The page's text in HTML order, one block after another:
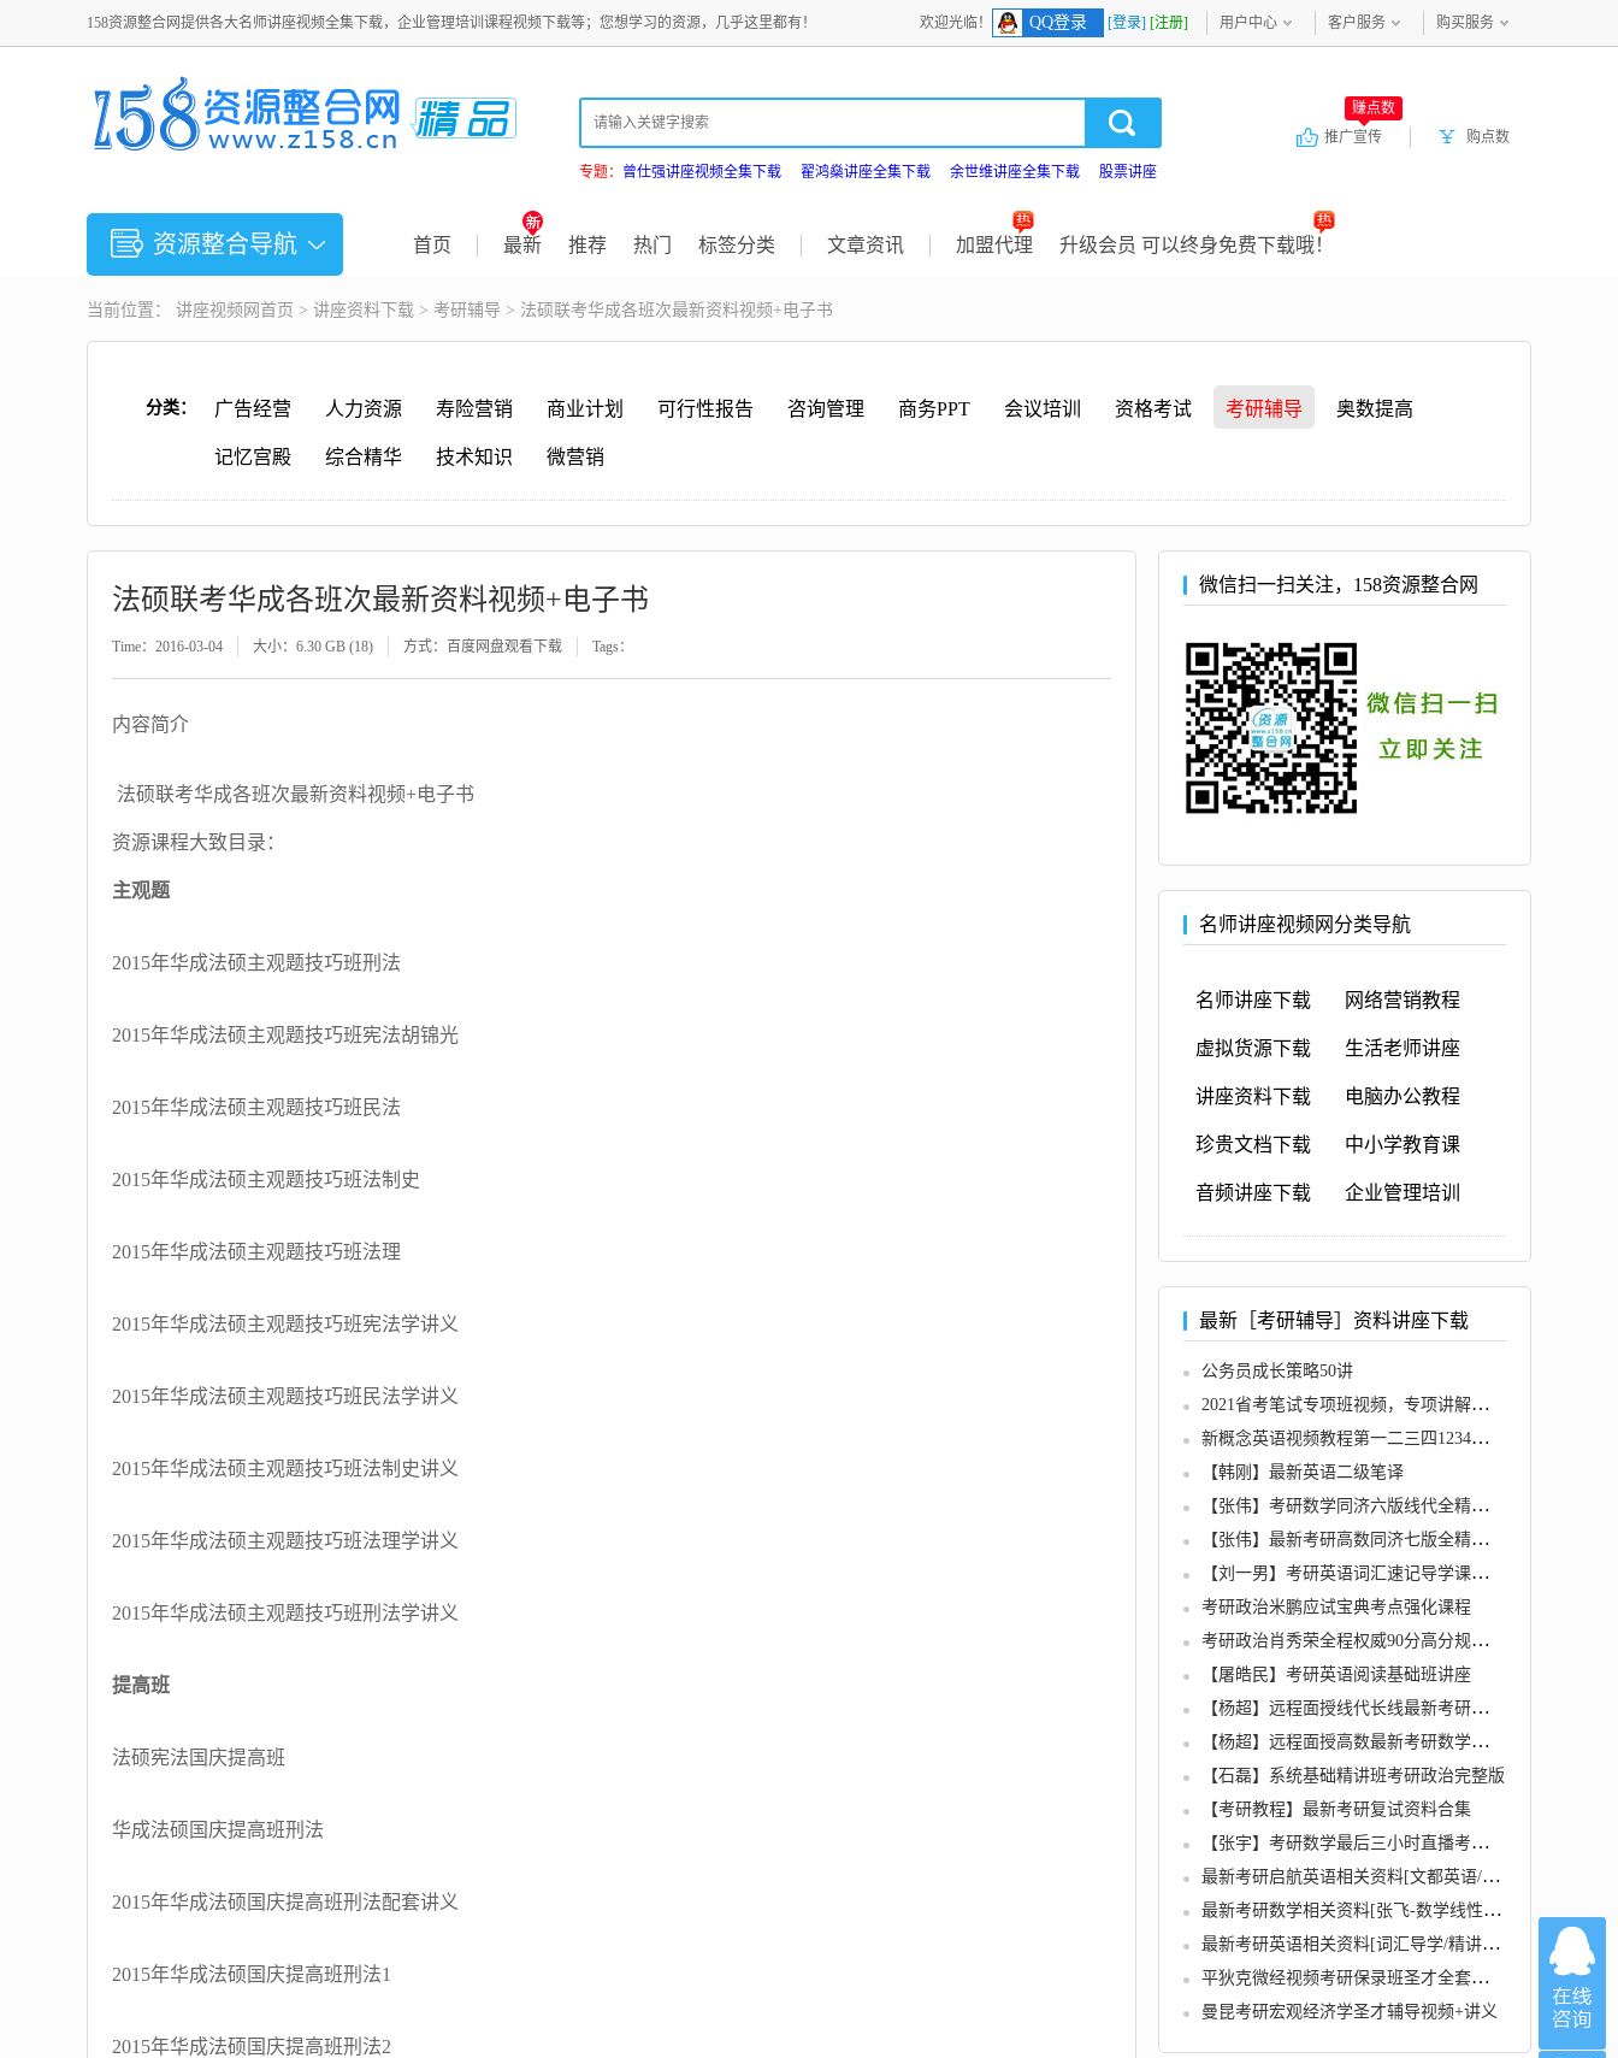
158资源整合网提供各大名师讲座视频全集下载，企业管理培训课程视频下载等；您想学习的资源，几乎这里都有！ 欢迎光临！ QQ登录 [登录] [注册] 用户中心 客户服务 购买服务
专题： 曾仕强讲座视频全集下载 翟鸿燊讲座全集下载 余世维讲座全集下载 股票讲座
购点数
推广宣传
赚点数
资源整合导航 首页 最新 推荐 热门 标签分类 文章资讯 加盟代理 升级会员 可以终身免费下载哦！
当前位置： 讲座视频 网首页 > 讲座资料下载 > 考研辅导 > 法硕联考华成各班次最新资料视频+电子书
分类： 广告经营 人力资源 寿险营销 商业计划 可行性报告 咨询管理 商务PPT 会议培训 资格考试 考研辅导 奥数提高
记忆宫殿 综合精华 技术知识 微营销
法硕联考华成各班次最新资料视频+电子书
Time：2016-03-04 大小：6.30 GB (18) 方式：百度网盘观看下载 Tags：
内容简介
法硕联考华成各班次最新资料视频+电子书
资源课程大致目录：
主观题
2015年华成法硕主观题技巧班刑法
2015年华成法硕主观题技巧班宪法胡锦光
2015年华成法硕主观题技巧班民法
2015年华成法硕主观题技巧班法制史
2015年华成法硕主观题技巧班法理
2015年华成法硕主观题技巧班宪法学讲义
2015年华成法硕主观题技巧班民法学讲义
2015年华成法硕主观题技巧班法制史讲义
2015年华成法硕主观题技巧班法理学讲义
2015年华成法硕主观题技巧班刑法学讲义
提高班
法硕宪法国庆提高班
华成法硕国庆提高班刑法
2015年华成法硕国庆提高班刑法配套讲义
2015年华成法硕国庆提高班刑法1
2015年华成法硕国庆提高班刑法2
微信扫一扫关注，158资源整合网
名师讲座视频网分类导航
名师讲座下载 网络营销教程
虚拟货源下载 生活老师讲座
讲座资料下载 电脑办公教程
珍贵文档下载 中小学教育课
音频讲座下载 企业管理培训
最新［考研辅导］资料讲座下载
公务员成长策略50讲
2021省考笔试专项班视频，专项讲解，逐点击破
新概念英语视频教程第一二三四1234册全套教学资料教材送MP3音频
【韩刚】最新英语二级笔译
【张伟】考研数学同济六版线代全精讲（推荐课程）
【张伟】最新考研高数同济七版全精讲（推荐课程）
【刘一男】考研英语词汇速记导学课全6集
考研政治米鹏应试宝典考点强化课程
考研政治肖秀荣全程权威90分高分规划最新导学课
【屠皓民】考研英语阅读基础班讲座
【杨超】远程面授线代长线最新考研数学基础班课程
【杨超】远程面授高数最新考研数学长线基础班课程
【石磊】系统基础精讲班考研政治完整版
【考研教程】最新考研复试资料合集
【张宇】考研数学最后三小时直播考研冲刺视频及讲义
最新考研启航英语相关资料[文都英语/夏徛荣词汇/大大方法踢爆单词/必考语法/最强词汇等视频
最新考研数学相关资料[张飞-数学线性代基础/张宇-海天考研/张震峰-考研数学等]
最新考研英语相关资料[词汇导学/精讲语法长难句/破解速记/写作/新题型精讲等]全套
平狄克微经视频考研保录班圣才全套讲义真题分析
曼昆考研宏观经济学圣才辅导视频+讲义